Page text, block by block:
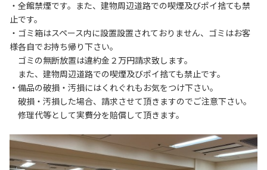
・全館禁煙です。また、建物周辺道路での喫煙及びポイ捨ても禁
止です。
・ゴミ箱はスペース内に設置設置されておりません、ゴミはお客
様各自でお持ち帰り下さい。
ゴミの無断放置は違約金２万円請求致します。
また、建物周辺道路での喫煙及びポイ捨ても禁止です。
・備品の破損・汚損にはくれぐれもお気をつけ下さい。
破損・汚損した場合、請求させて頂きますのでご注意下さい。
修理代等として実費分を賠償して頂きます。